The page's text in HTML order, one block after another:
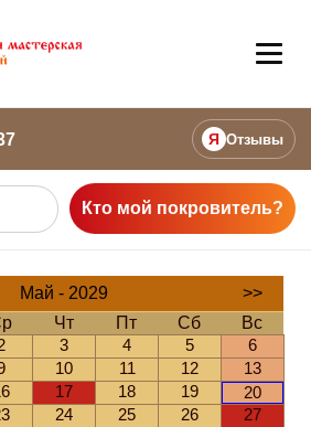
Я Отзывы
Кто мой покровитель?
Май - 2029
>>
Чт Пт Сб
Вс
3 4 5
6
10 11 12
13
17 18 19
20
24 25 26
27